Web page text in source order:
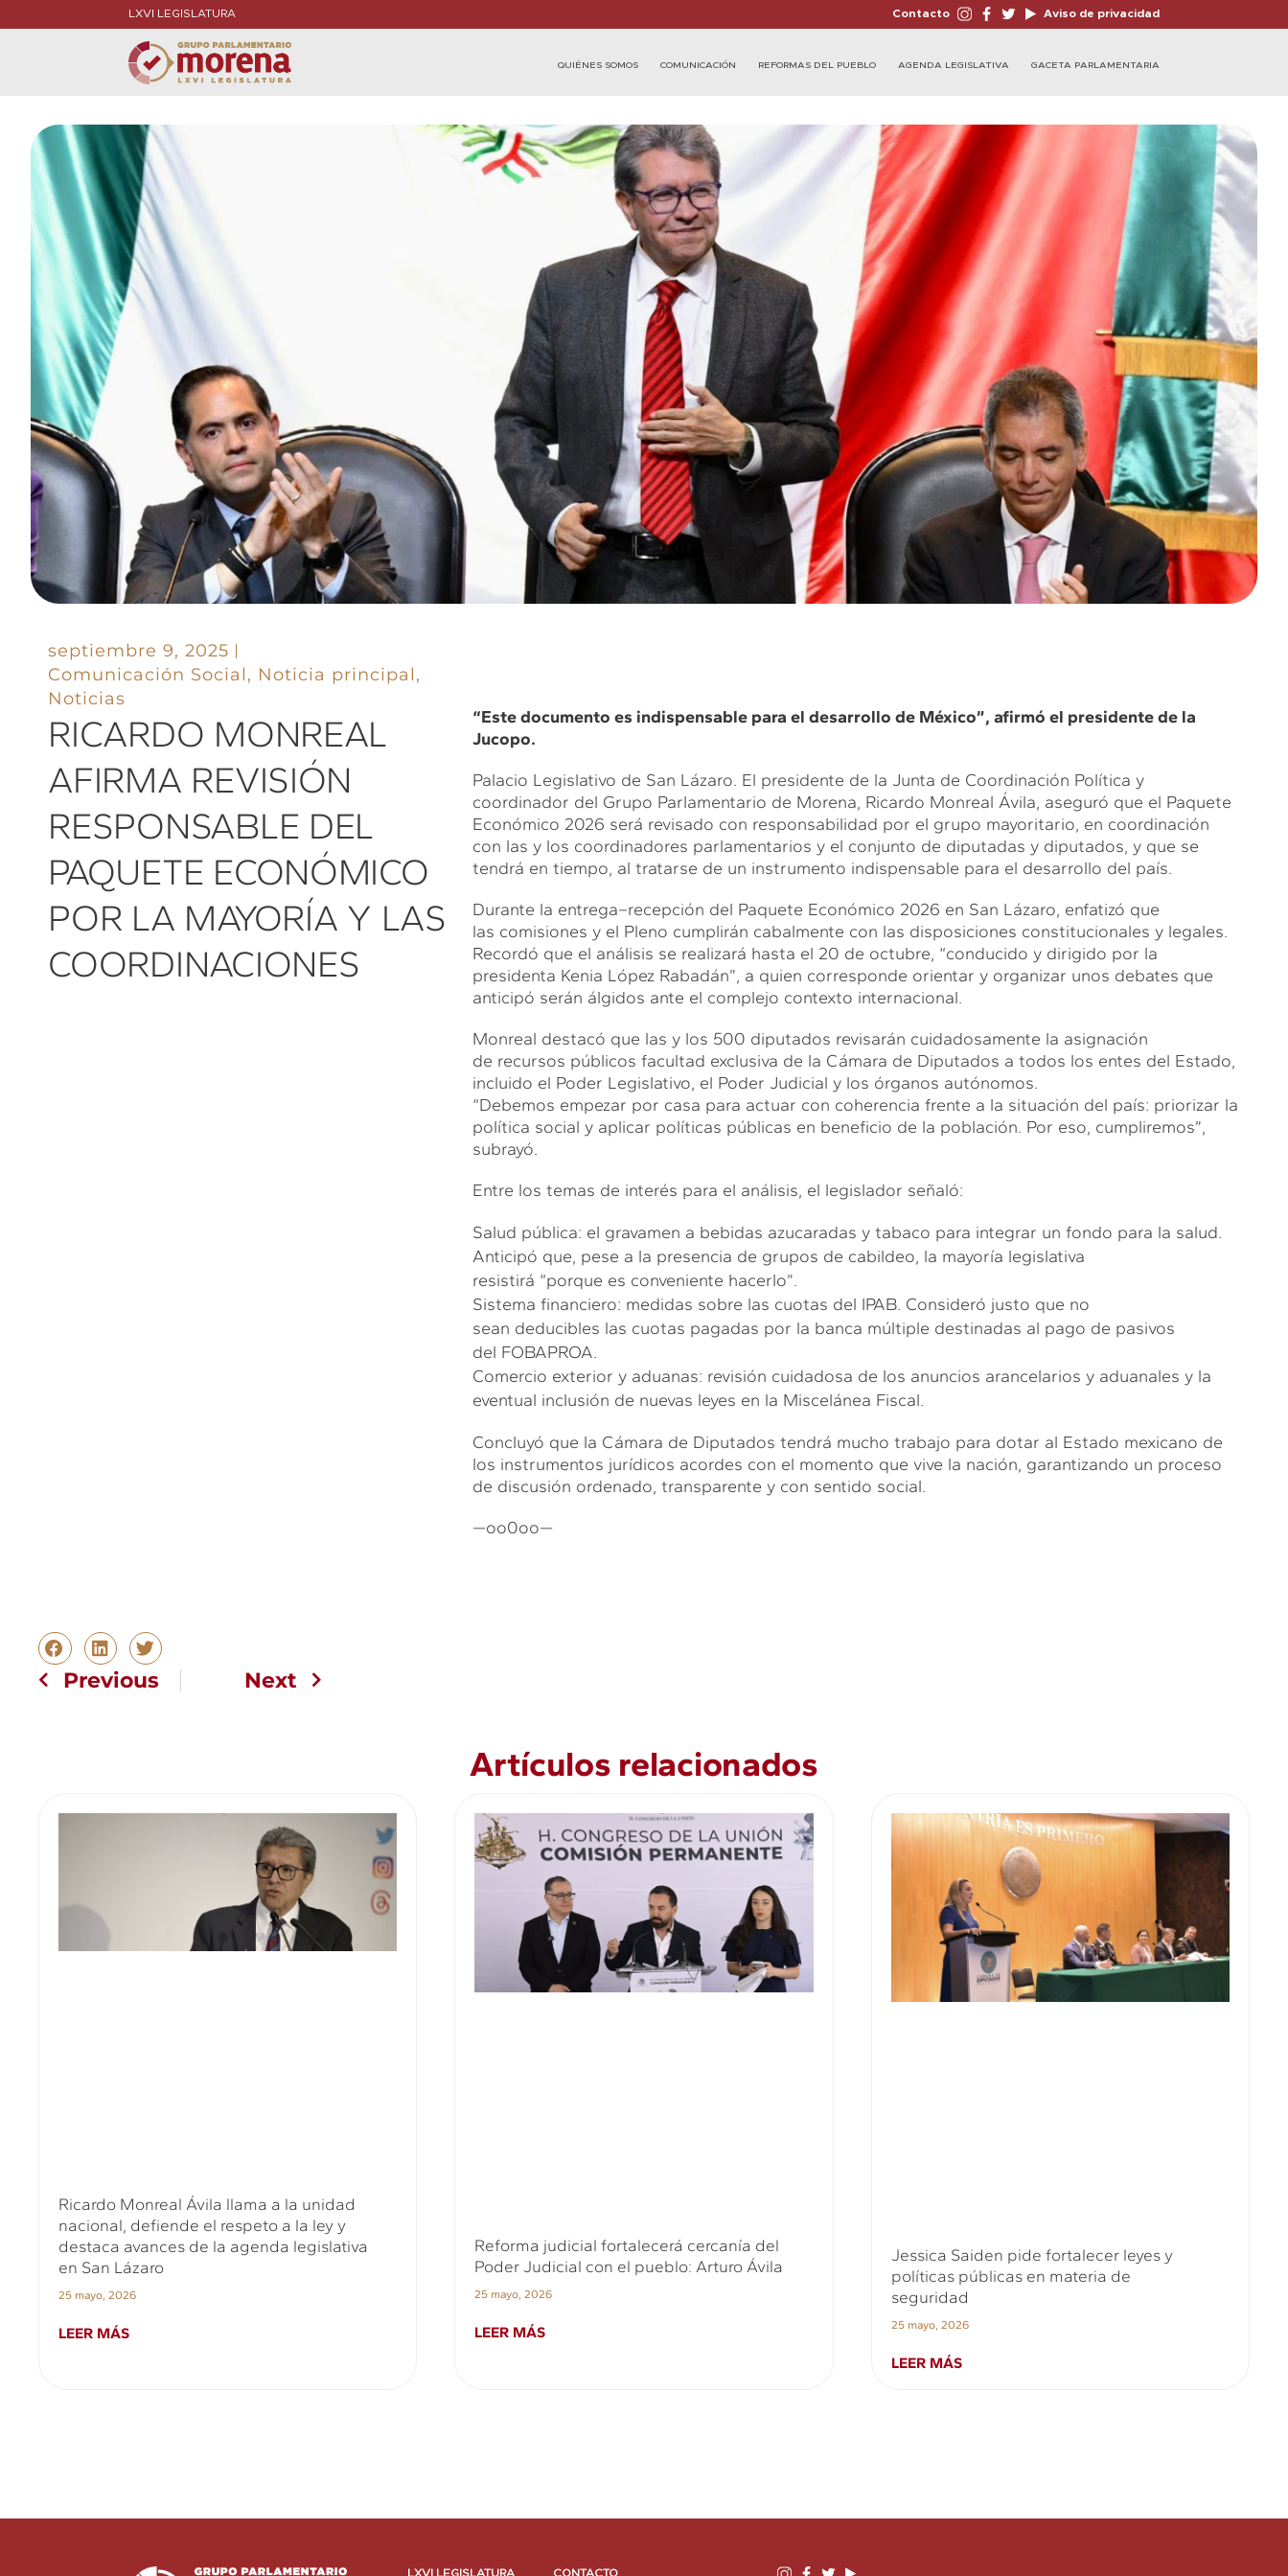
LXVI LEGISLATURA Contacto Aviso de privacidad
QUIÉNES SOMOS COMUNICACIÓN REFORMAS DEL PUEBLO AGENDA LEGISLATIVA GACETA PARLAMENTARIA
septiembre 9, 2025
Comunicación Social, Noticia principal,
Noticias
RICARDO MONREAL
AFIRMA REVISIÓN
RESPONSABLE DEL
PAQUETE ECONÓMICO
POR LA MAYORÍA Y LAS
COORDINACIONES
“Este documento es indispensable para el desarrollo de México”, afirmó el presidente de la
Jucopo.
Palacio Legislativo de San Lázaro. El presidente de la Junta de Coordinación Política y
coordinador del Grupo Parlamentario de Morena, Ricardo Monreal Ávila, aseguró que el Paquete
Económico 2026 será revisado con responsabilidad por el grupo mayoritario, en coordinación
con las y los coordinadores parlamentarios y el conjunto de diputadas y diputados, y que se
tendrá en tiempo, al tratarse de un instrumento indispensable para el desarrollo del país.
Durante la entrega–recepción del Paquete Económico 2026 en San Lázaro, enfatizó que
las comisiones y el Pleno cumplirán cabalmente con las disposiciones constitucionales y legales.
Recordó que el análisis se realizará hasta el 20 de octubre, “conducido y dirigido por la
presidenta Kenia López Rabadán”, a quien corresponde orientar y organizar unos debates que
anticipó serán álgidos ante el complejo contexto internacional.
Monreal destacó que las y los 500 diputados revisarán cuidadosamente la asignación
de recursos públicos facultad exclusiva de la Cámara de Diputados a todos los entes del Estado,
incluido el Poder Legislativo, el Poder Judicial y los órganos autónomos.
“Debemos empezar por casa para actuar con coherencia frente a la situación del país: priorizar la
política social y aplicar políticas públicas en beneficio de la población. Por eso, cumpliremos”,
subrayó.
Entre los temas de interés para el análisis, el legislador señaló:
Salud pública: el gravamen a bebidas azucaradas y tabaco para integrar un fondo para la salud.
Anticipó que, pese a la presencia de grupos de cabildeo, la mayoría legislativa
resistirá “porque es conveniente hacerlo”.
Sistema financiero: medidas sobre las cuotas del IPAB. Consideró justo que no
sean deducibles las cuotas pagadas por la banca múltiple destinadas al pago de pasivos
del FOBAPROA.
Comercio exterior y aduanas: revisión cuidadosa de los anuncios arancelarios y aduanales y la
eventual inclusión de nuevas leyes en la Miscelánea Fiscal.
Concluyó que la Cámara de Diputados tendrá mucho trabajo para dotar al Estado mexicano de
los instrumentos jurídicos acordes con el momento que vive la nación, garantizando un proceso
de discusión ordenado, transparente y con sentido social.
—oo0oo—
Previous Next
Artículos relacionados
Ricardo Monreal Ávila llama a la unidad
nacional, defiende el respeto a la ley y
destaca avances de la agenda legislativa
en San Lázaro
25 mayo, 2026
LEER MÁS
Reforma judicial fortalecerá cercanía del
Poder Judicial con el pueblo: Arturo Ávila
25 mayo, 2026
LEER MÁS
Jessica Saiden pide fortalecer leyes y
políticas públicas en materia de
seguridad
25 mayo, 2026
LEER MÁS
LXVI LEGISLATURA CONTACTO